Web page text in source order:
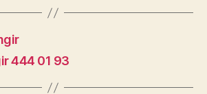
444 01 93